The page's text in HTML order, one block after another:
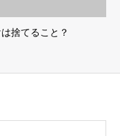
捨てること？